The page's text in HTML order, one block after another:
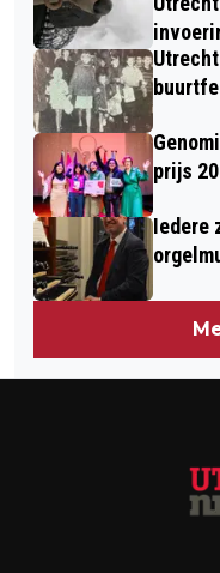
prijs
Iedere